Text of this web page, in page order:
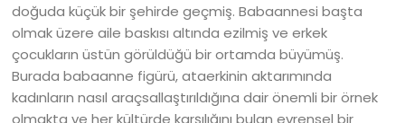
doğuda küçük bir şehirde geçmiş. Babaannesi başta
olmak üzere aile baskısı altında ezilmiş ve erkek
çocukların üstün görüldüğü bir ortamda büyümüş.
Burada babaanne figürü, ataerkinin aktarımında
kadınların nasıl araçsallaştırıldığına dair önemli bir örnek
olmakta ve her kültürde karşılığını bulan evrensel bir